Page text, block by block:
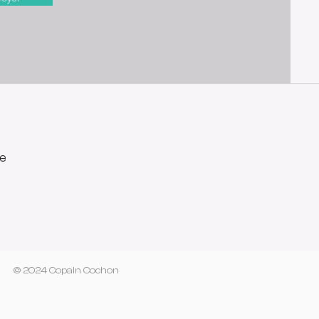
© 2024 Copain Cochon